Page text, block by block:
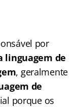
por
linguagem de
, geralmente
de
porque os